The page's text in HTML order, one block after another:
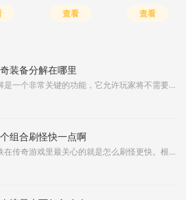
查看 查看
装备分解在哪里
装备分解是一个非常关键的功能，它允许玩家将不需要的装备转化为有用的资源，从而帮助提升角色实力。玩家首先需要找到游戏主界面中的背包按钮，点击进入背包后，可以看到自己拥有的所有装备列表。选择想要分解的装备，点击装备图标，装备信息页面会显示出来，在页面下方通常有一个分解按钮，点击该按钮即可完成分解操作。这个过程简单直接，无需复杂步骤，但玩家需确保装备已从角色身上脱下并放入背包中，否则无法进行分解。分解后，系统会根据装备的属性自动计算出可获得的资源数量，并直接添加到玩家的库存中。装备...
组合刷怪快一点啊
各位老铁在传奇游戏里最关心的就是怎么刷怪更快。根据游戏里的实际情况，不同的职业搭配确实会影响到刷怪效率。战士和法师的组合是比较流行的一种，战士的双倍打击技能可以进行连续攻击，法师的火墙技能覆盖范围较大且攻击力较高，两者配合起来清怪速度相当可观。法师的远程攻击技能本身就很强大，配合道士的加血和解毒技能，能够保证团队的持续战斗力。这三种经典职业都能通过互相弥补短板来提升整体输出能力。道士作为辅助职业在团队中扮演着重要角色。道士和法师搭配时，道士的水球和群体治疗技能能为法师提供稳定...